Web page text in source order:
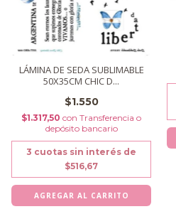
LÁMINA DE SEDA SUBLIMABLE
50X35CM CHIC D...
$1.550
$1.317,50 con Transferencia o
depósito bancario
3 cuotas sin interés de
$516,67